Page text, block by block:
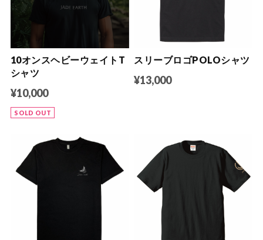
10オンスヘビーウェイトT
シャツ
¥10,000
SOLD OUT
スリーブロゴPOLOシャツ
¥13,000